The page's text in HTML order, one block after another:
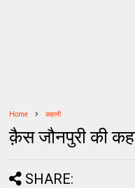
Home कहानी
क़ैस जौनपुरी की
SHARE: